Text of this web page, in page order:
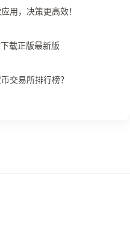
用，决策更高效！
载正版最新版
交易所排行榜？